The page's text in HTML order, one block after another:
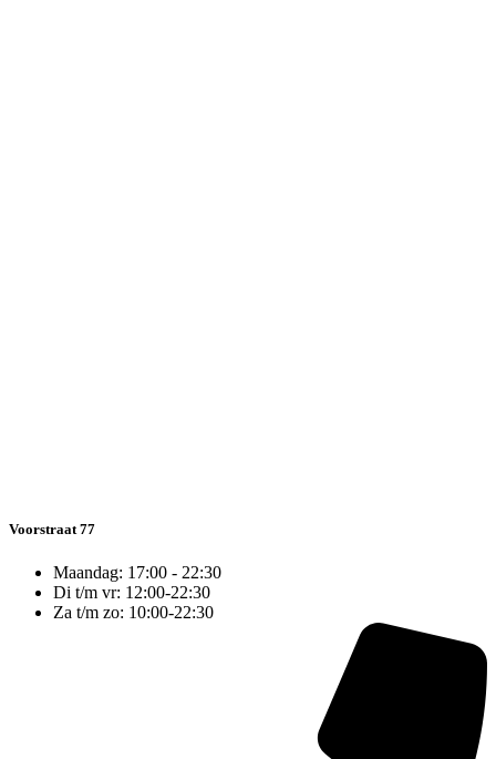
Voorstraat 77
Maandag: 17:00 - 22:30
Di t/m vr: 12:00-22:30
Za t/m zo: 10:00-22:30